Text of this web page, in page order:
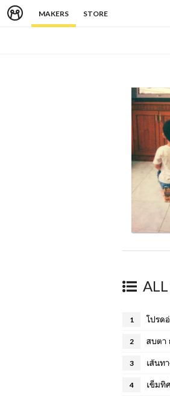
MAKERS STORE
ALL
1 โปรด
2 สบตา
3 เส้นท
4 เข็มทิ